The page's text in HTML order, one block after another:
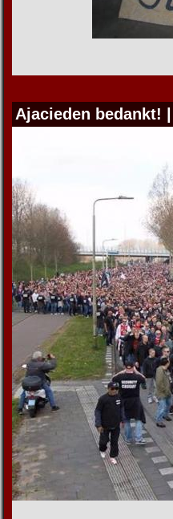
Ajacieden bedankt!